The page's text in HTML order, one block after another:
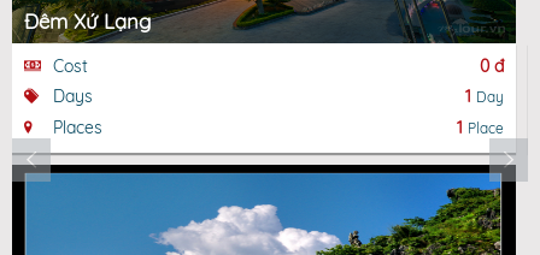
Đêm Xứ Lạng
Cost
0 đ
Days
1 Day
Places 1 Place